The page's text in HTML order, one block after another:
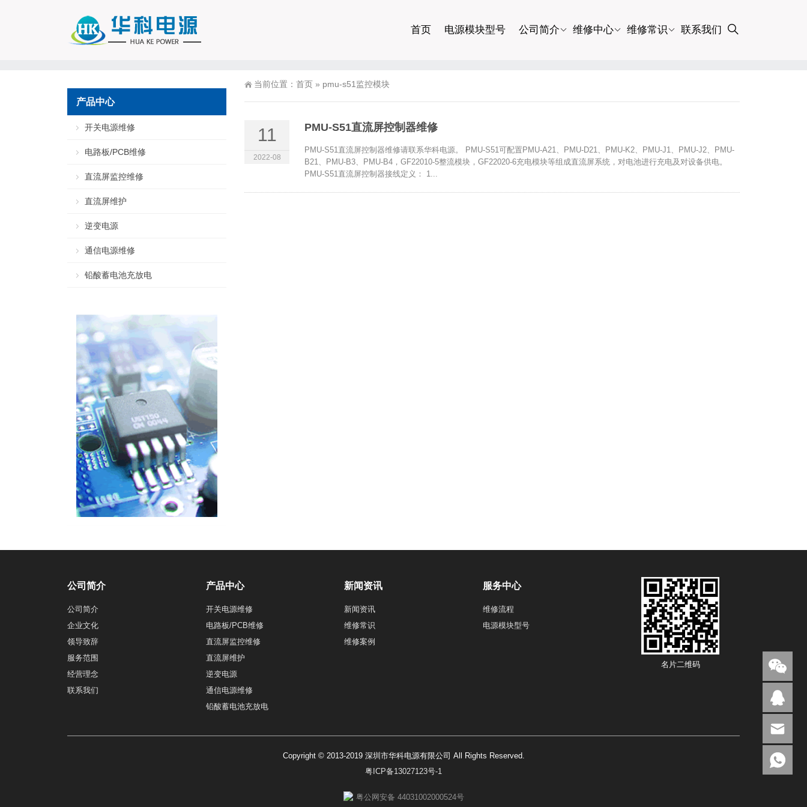
首页 电源模块型号 公司简介 维修中心 维修常识 联系我们
当前位置： 首页 » pmu-s51监控模块
11
2022-08
PMU-S51直流屏控制器维修
PMU-S51直流屏控制器维修请联系华科电源。 PMU-S51可配置PMU-A21、PMU-D21、PMU-K2、PMU-J1、PMU-J2、PMU-
B21、PMU-B3、PMU-B4，GF22010-5整流模块，GF22020-6充电模块等组成直流屏系统，对电池进行充电及对设备供电。
PMU-S51直流屏控制器接线定义： 1...
产品中心
开关电源维修
电路板/PCB维修
直流屏监控维修
直流屏维护
逆变电源
通信电源维修
铅酸蓄电池充放电
公司简介
公司简介
企业文化
领导致辞
服务范围
经营理念
联系我们
产品中心
开关电源维修
电路板/PCB维修
直流屏监控维修
直流屏维护
逆变电源
通信电源维修
铅酸蓄电池充放电
新闻资讯
新闻资讯
维修常识
维修案例
服务中心
维修流程
电源模块型号
名片二维码
Copyright © 2013-2019 深圳市华科电源有限公司 All Rights Reserved.
粤ICP备13027123号-1
粤公网安备 44031002000524号